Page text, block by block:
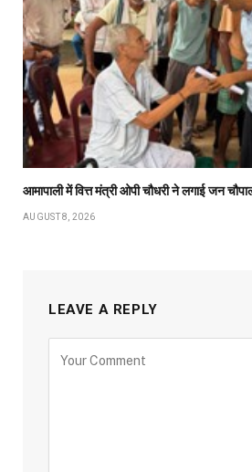
आमापाली में वित्त मंत्री ओपी चौधरी ने लगाई जन
AUGUST 8, 2026
LEAVE A REPLY